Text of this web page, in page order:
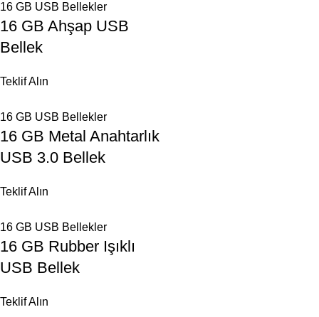
16 GB USB Bellekler
16 GB Ahşap USB
Bellek
Teklif Alın
16 GB USB Bellekler
16 GB Metal Anahtarlık
USB 3.0 Bellek
Teklif Alın
16 GB USB Bellekler
16 GB Rubber Işıklı
USB Bellek
Teklif Alın